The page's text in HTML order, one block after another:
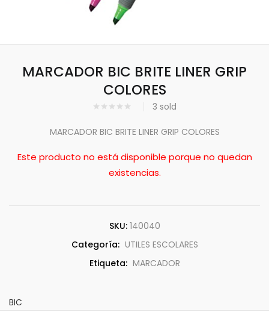
MARCADOR BIC BRITE LINER GRIP
COLORES
3 sold
MARCADOR BIC BRITE LINER GRIP COLORES
Este producto no está disponible porque no quedan
existencias.
SKU: 140040
Categoría: UTILES ESCOLARES
Etiqueta: MARCADOR
BIC